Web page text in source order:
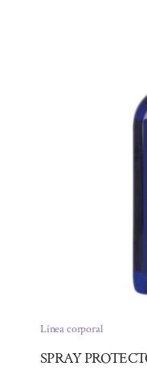
Línea corporal
SPRAY